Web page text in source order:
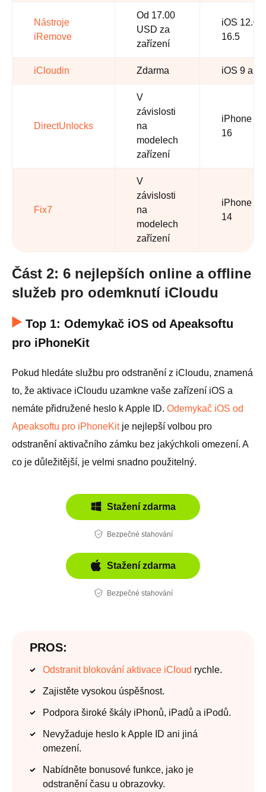
Nástroje
iRemove
Od 17.00
USD za
zařízení
iOS 12.0
16.5
iCloudin Zdarma iOS 9 a
DirectUnlocks
V
závislosti
na
modelech
zařízení
iPhone 4
16
Fix7
V
závislosti
na
modelech
zařízení
iPhone
14
Část 2: 6 nejlepších online a offline
služeb pro odemknutí iCloudu
Top 1: Odemykač iOS od Apeaksoftu
pro iPhoneKit
Pokud hledáte službu pro odstranění z iCloudu, znamená
to, že aktivace iCloudu uzamkne vaše zařízení iOS a
nemáte přidružené heslo k Apple ID. Odemykač iOS od
Apeaksoftu pro iPhoneKitje nejlepší volbou pro
odstranění aktivačního zámku bez jakýchkoli omezení. A
co je důležitější, je velmi snadno použitelný.
Stažení zdarma
Bezpečné stahování
Stažení zdarma
Bezpečné stahování
PROS:
Odstranit blokování aktivace iCloud rychle.
Zajistěte vysokou úspěšnost.
Podpora široké škály iPhonů, iPadů a iPodů.
Nevyžaduje heslo k Apple ID ani jiná
omezení.
Nabídněte bonusové funkce, jako je
odstranění času u obrazovky.